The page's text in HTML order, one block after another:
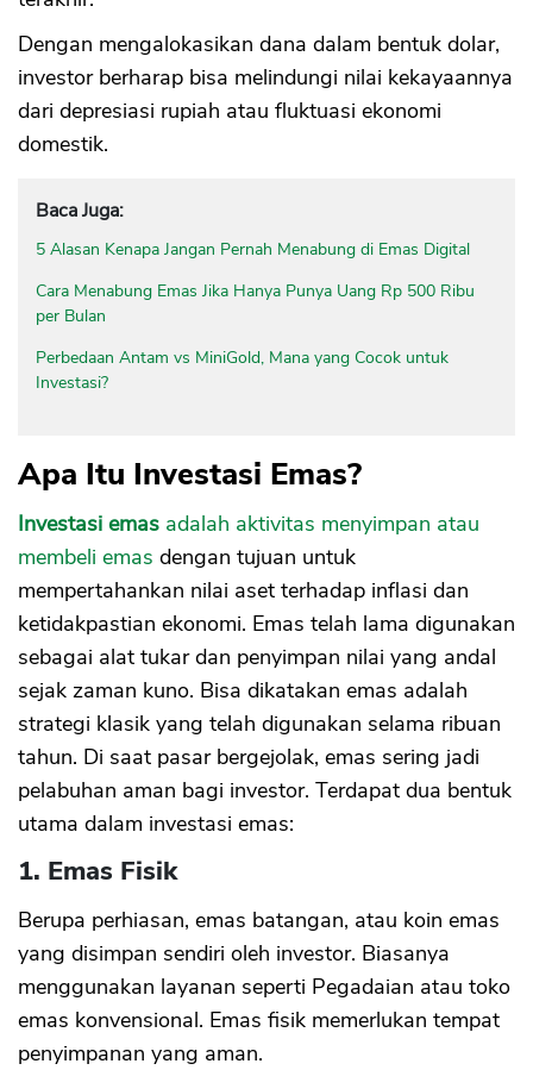
Dengan mengalokasikan dana dalam bentuk dolar,
investor berharap bisa melindungi nilai kekayaannya
dari depresiasi rupiah atau fluktuasi ekonomi
domestik.
Baca Juga:
5 Alasan Kenapa Jangan Pernah Menabung di Emas Digital
Cara Menabung Emas Jika Hanya Punya Uang Rp 500 Ribu
per Bulan
Perbedaan Antam vs MiniGold, Mana yang Cocok untuk
Investasi?
Apa Itu Investasi Emas?
Investasi emas adalah aktivitas menyimpan atau
membeli emas dengan tujuan untuk
mempertahankan nilai aset terhadap inflasi dan
ketidakpastian ekonomi. Emas telah lama digunakan
sebagai alat tukar dan penyimpan nilai yang andal
sejak zaman kuno. Bisa dikatakan emas adalah
strategi klasik yang telah digunakan selama ribuan
tahun. Di saat pasar bergejolak, emas sering jadi
pelabuhan aman bagi investor. Terdapat dua bentuk
utama dalam investasi emas:
1. Emas Fisik
Berupa perhiasan, emas batangan, atau koin emas
yang disimpan sendiri oleh investor. Biasanya
menggunakan layanan seperti Pegadaian atau toko
emas konvensional. Emas fisik memerlukan tempat
penyimpanan yang aman.